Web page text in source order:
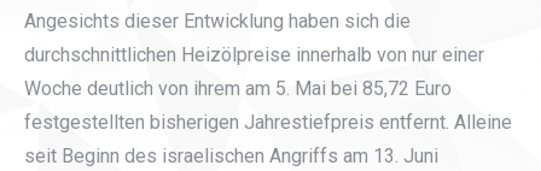
Angesichts dieser Entwicklung haben sich die
durchschnittlichen Heizölpreise innerhalb von nur einer
Woche deutlich von ihrem am 5. Mai bei 85,72 Euro
festgestellten bisherigen Jahrestiefpreis entfernt. Alleine
seit Beginn des israelischen Angriffs am 13. Juni